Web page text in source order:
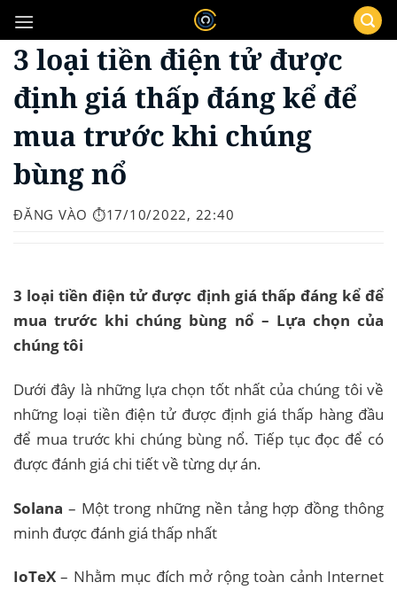
qua
nội
dung
3 loại tiền điện tử được
định giá thấp đáng kể để
mua trước khi chúng
bùng nổ
ĐĂNG VÀO ⏱️17/10/2022, 22:40
3 loại tiền điện tử được định giá thấp đáng kể để
mua trước khi chúng bùng nổ – Lựa chọn của
chúng tôi
Dưới đây là những lựa chọn tốt nhất của chúng tôi về
những loại tiền điện tử được định giá thấp hàng đầu
để mua trước khi chúng bùng nổ. Tiếp tục đọc để có
được đánh giá chi tiết về từng dự án.
Solana – Một trong những nền tảng hợp đồng thông
minh được đánh giá thấp nhất
IoTeX– Nhằm mục đích mở rộng toàn cảnh Internet